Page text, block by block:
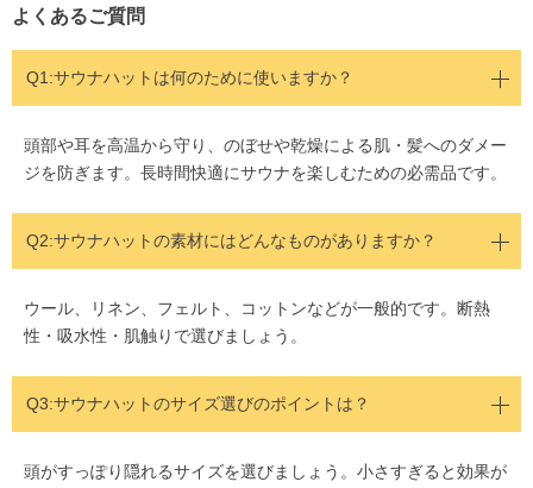
よくあるご質問
Q1:サウナハットは何のために使いますか？
頭部や耳を高温から守り、のぼせや乾燥による肌・髪へのダメー
ジを防ぎます。長時間快適にサウナを楽しむための必需品です。
Q2:サウナハットの素材にはどんなものがありますか？
ウール、リネン、フェルト、コットンなどが一般的です。断熱
性・吸水性・肌触りで選びましょう。
Q3:サウナハットのサイズ選びのポイントは？
頭がすっぽり隠れるサイズを選びましょう。小さすぎると効果が